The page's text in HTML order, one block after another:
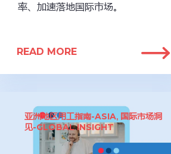
率、加速落地国际市场。
READ MORE
亚洲地区用工指南-ASIA, 国际市场洞
见-GLOBAL INSIGHT